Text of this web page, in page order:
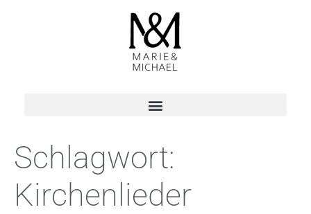
Schlagwort:
Kirchenlieder